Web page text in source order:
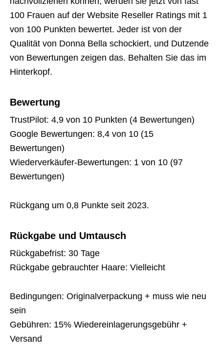
100 Frauen auf der Website Reseller Ratings mit 1
von 100 Punkten bewertet. Jeder ist von der
Qualität von Donna Bella schockiert, und Dutzende
von Bewertungen zeigen das. Behalten Sie das im
Hinterkopf.
Bewertung
TrustPilot: 4,9 von 10 Punkten (4 Bewertungen)
Google Bewertungen: 8,4 von 10 (15
Bewertungen)
Wiederverkäufer-Bewertungen: 1 von 10 (97
Bewertungen)
Rückgang um 0,8 Punkte seit 2023.
Rückgabe und Umtausch
Rückgabefrist: 30 Tage
Rückgabe gebrauchter Haare: Vielleicht
Bedingungen: Originalverpackung + muss wie neu
sein
Gebühren: 15% Wiedereinlagerungsgebühr +
Versand